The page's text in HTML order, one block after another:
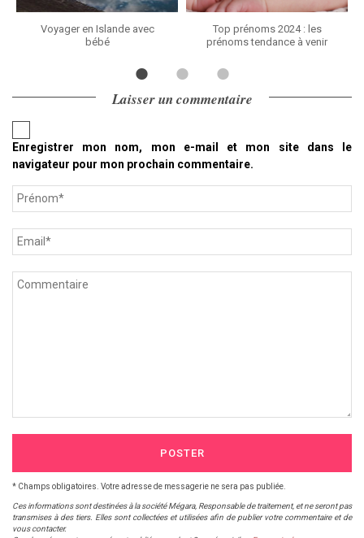
Voyager en Islande avec
bébé
Top prénoms 2024 : les
prénoms tendance à venir
Laisser un commentaire
Enregistrer mon nom, mon e-mail et mon site dans le
navigateur pour mon prochain commentaire.
POSTER
* Champs obligatoires. Votre adresse de messagerie ne sera pas publiée.
Ces informations sont destinées à la société Mégara, Responsable de traitement, et ne seront pas
transmises à des tiers. Elles sont collectées et utilisées afin de publier votre commentaire et de
vous contacter.